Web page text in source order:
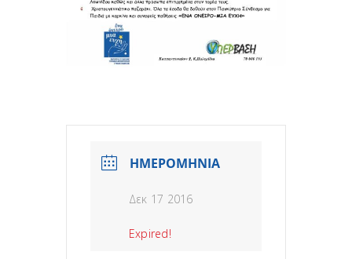
ΗΜΕΡΟΜΗΝΙΑ
Δεκ 17 2016
Expired!